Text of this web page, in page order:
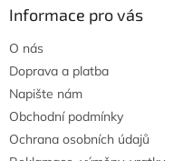
Informace pro vás
O nás
Doprava a platba
Napište nám
Obchodní podmínky
Ochrana osobních údajů